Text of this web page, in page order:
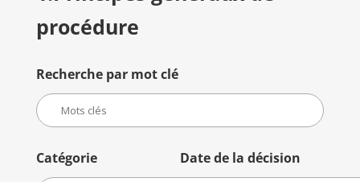
procédure
Recherche par mot clé
Catégorie Date de la décision